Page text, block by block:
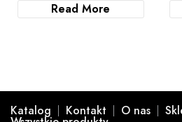
Read More
Katalog Kontakt O nas